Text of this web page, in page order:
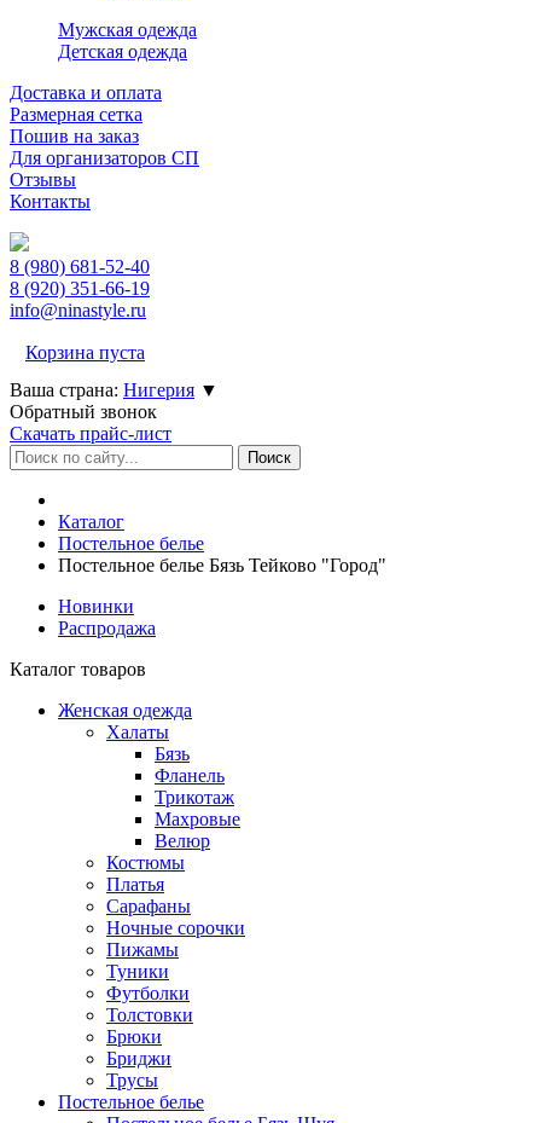
Мужская одежда
Детская одежда
Доставка и оплата
Размерная сетка
Пошив на заказ
Для организаторов СП
Отзывы
Контакты
8 (980) 681-52-40
8 (920) 351-66-19
info@ninastyle.ru
Корзина пуста
Ваша страна: Нигерия ▼
Обратный звонок
Скачать прайс-лист
Каталог
Постельное белье
Постельное белье Бязь Тейково "Город"
Новинки
Распродажа
Каталог товаров
Женская одежда
Халаты
Бязь
Фланель
Трикотаж
Махровые
Велюр
Костюмы
Платья
Сарафаны
Ночные сорочки
Пижамы
Туники
Футболки
Толстовки
Брюки
Бриджи
Трусы
Постельное белье